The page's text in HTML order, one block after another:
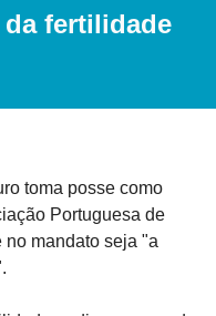
da fertilidade
toma posse como
Portuguesa de
mandato seja "a